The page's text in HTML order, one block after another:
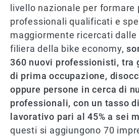
livello nazionale per formare
professionali qualificati e
maggiormente ricercati dalle
filiera della bike economy,
360 nuovi professionisti, tra
di prima occupazione,
oppure persone in cerca di
professionali, con un tasso
lavorativo pari al 45% a sei
questi si aggiungono 70